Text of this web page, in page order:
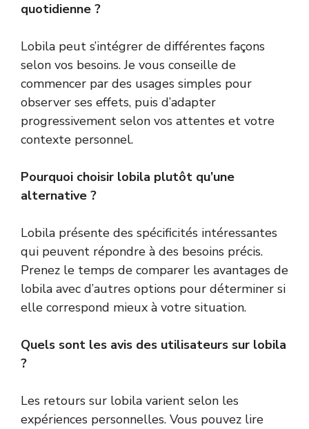
quotidienne ?
Lobila peut s’intégrer de différentes façons
selon vos besoins. Je vous conseille de
commencer par des usages simples pour
observer ses effets, puis d’adapter
progressivement selon vos attentes et votre
contexte personnel.
Pourquoi choisir lobila plutôt qu’une
alternative ?
Lobila présente des spécificités intéressantes
qui peuvent répondre à des besoins précis.
Prenez le temps de comparer les avantages de
lobila avec d’autres options pour déterminer si
elle correspond mieux à votre situation.
Quels sont les avis des utilisateurs sur lobila
?
Les retours sur lobila varient selon les
expériences personnelles. Vous pouvez lire